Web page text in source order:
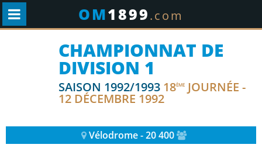
OM1899.com
CHAMPIONNAT DE
DIVISION 1
SAISON 1992/1993 18ÈME JOURNÉE -
12 DÉCEMBRE 1992
Vélodrome - 20 400